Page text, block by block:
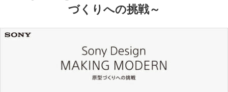
COLUMNづくりへの挑戦～